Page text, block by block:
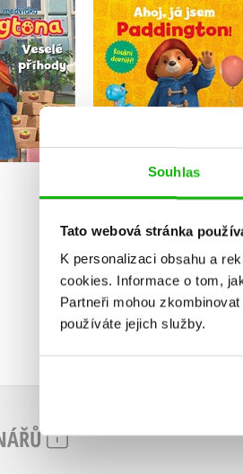
Souhlas
Tato webová stránka
K personalizaci obsahu a
cookies. Informace o tom,
Partneři mohou
používáte jejich služby.
příhody
Dobrodružství
medvídka
- Ahoj, já jsem
Paddington!
Kolektiv
Do košíku
299 Kč
239 Kč